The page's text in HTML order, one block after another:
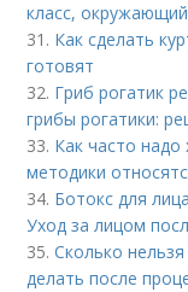
класс,
31. Как сделать
готовят
32. Гриб рогатик
грибы рогатики:
33. Как часто надо
методики
34. Ботокс для
Уход за лицом
35.Сколько
делать после